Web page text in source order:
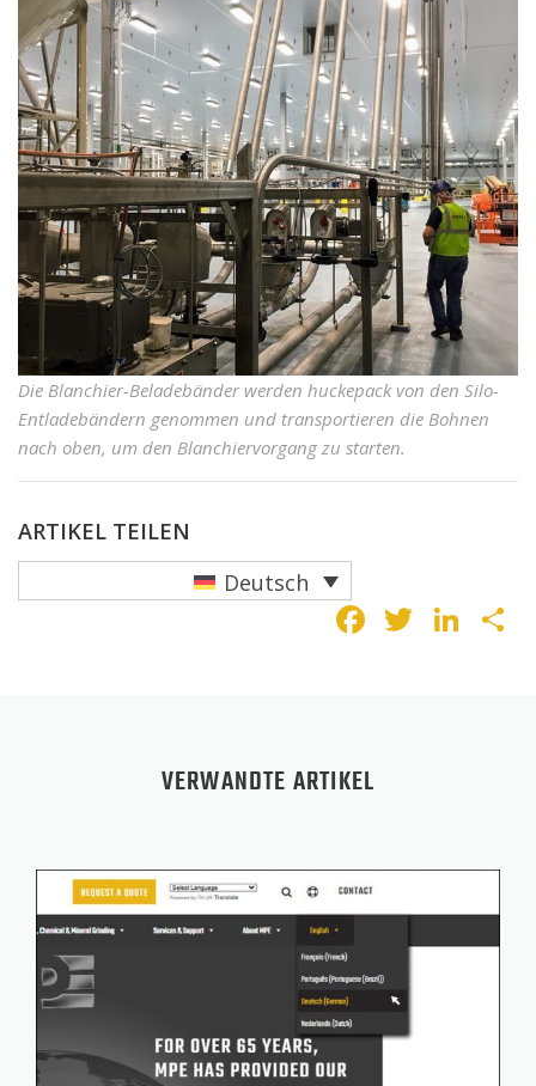
Die Blanchier-Beladebänder werden huckepack von den Silo-
Entladebändern genommen und transportieren die Bohnen
nach oben, um den Blanchiervorgang zu starten.
ARTIKEL TEILEN
Deutsch
VERWANDTE ARTIKEL